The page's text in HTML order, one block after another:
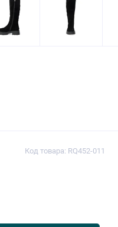
Код товара: RQ452-011